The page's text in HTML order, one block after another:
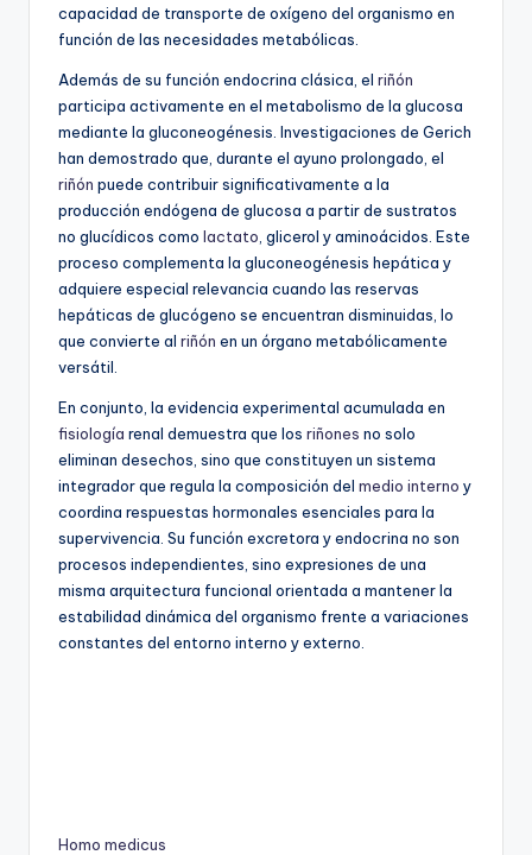
capacidad de transporte de oxígeno del organismo en
función de las necesidades metabólicas.
Además de su función endocrina clásica, el riñón
participa activamente en el metabolismo de la glucosa
mediante la gluconeogénesis. Investigaciones de Gerich
han demostrado que, durante el ayuno prolongado, el
riñón puede contribuir significativamente a la
producción endógena de glucosa a partir de sustratos
no glucídicos como lactato , glicerol y aminoácidos. Este
proceso complementa la gluconeogénesis hepática y
adquiere especial relevancia cuando las reservas
hepáticas de glucógeno se encuentran disminuidas, lo
que convierte al riñón en un órgano metabólicamente
versátil.
En conjunto, la evidencia experimental acumulada en
fisiología renal demuestra que los riñones no solo
eliminan desechos, sino que constituyen un sistema
integrador que regula la composición del medio interno y
coordina respuestas hormonales esenciales para la
supervivencia. Su función excretora y endocrina no son
procesos independientes, sino expresiones de una
misma arquitectura funcional orientada a mantener la
estabilidad dinámica del organismo frente a variaciones
constantes del entorno interno y externo.
Homo medicus